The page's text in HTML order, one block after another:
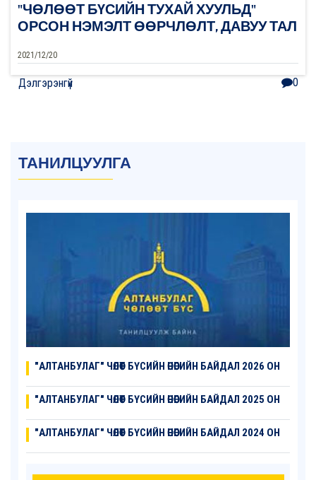
ТАНИЛЦУУЛГА
"АЛТАНБУЛАГ" ЧӨЛӨӨТ БҮСИЙН ӨНӨӨГИЙН БАЙДАЛ 2026 ОН
"АЛТАНБУЛАГ" ЧӨЛӨӨТ БҮСИЙН ӨНӨӨГИЙН БАЙДАЛ 2025 ОН
"АЛТАНБУЛАГ" ЧӨЛӨӨТ БҮСИЙН ӨНӨӨГИЙН БАЙДАЛ 2024 ОН
"ЧӨЛӨӨТ БҮСИЙН ТУХАЙ ХУУЛЬД"
ОРСОН НЭМЭЛТ ӨӨРЧЛӨЛТ, ДАВУУ ТАЛ
2021/12/20
Дэлгэрэнгүй 0